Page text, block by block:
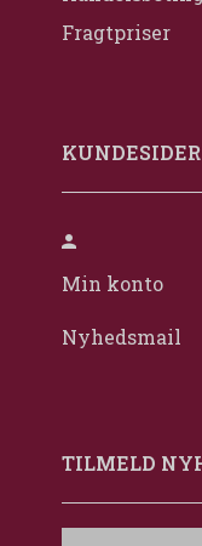
Fragtpriser
KUNDESIDER
Min konto
Nyhedsmail
TILMELD